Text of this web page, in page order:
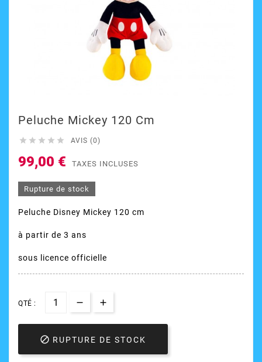
Peluche Mickey 120 Cm
     AVIS (0)
99,00 € TAXES INCLUSES
Rupture de stock
Peluche Disney Mickey 120 cm
à partir de 3 ans
sous licence officielle
QTÉ :
 RUPTURE DE STOCK